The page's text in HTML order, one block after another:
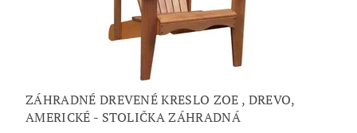
ZÁHRADNÉ DREVENÉ KRESLO ZOE , DREVO,
AMERICKÉ - STOLIČKA ZÁHRADNÁ